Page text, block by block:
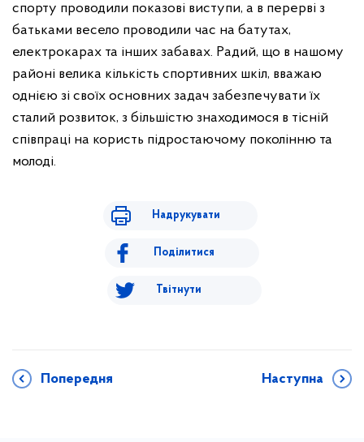
спорту проводили показові виступи, а в перерві з
батьками весело проводили час на батутах,
електрокарах та інших забавах. Радий, що в нашому
районі велика кількість спортивних шкіл, вважаю
однією зі своїх основних задач забезпечувати їх
сталий розвиток, з більшістю знаходимося в тісній
співпраці на користь підростаючому поколінню та
молоді.
Надрукувати
Поділитися
Твітнути
Попередня Наступна